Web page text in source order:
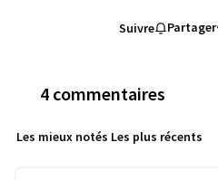
Suivre Partager
4 commentaires
Les mieux notés Les plus récents